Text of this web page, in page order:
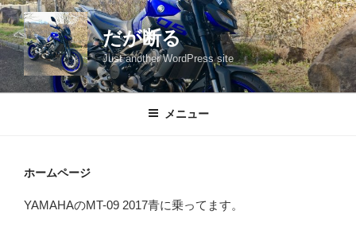
コ
ン
テ
ン
ツ
だが断る
Just another WordPress site
メニュー
ホームページ
YAMAHAのMT-09 2017青に乗ってます。